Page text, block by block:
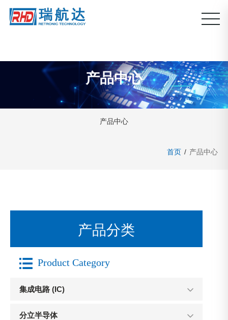
产品中心
产品中心
首页 / 产品中心
产品分类
 Product Category
集成电路 (IC)
分立半导体